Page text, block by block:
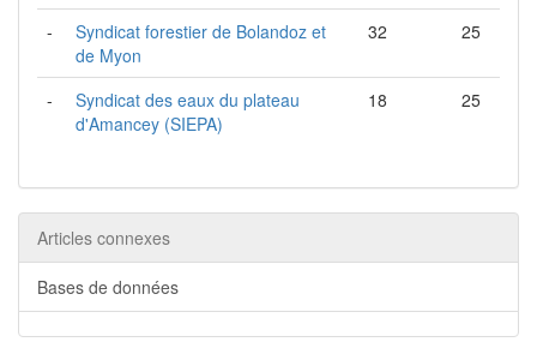
-
Syndicat forestier de Bolandoz et
de Myon
32 25
-
Syndicat des eaux du plateau
d'Amancey (SIEPA)
18 25
Articles connexes
Bases de données